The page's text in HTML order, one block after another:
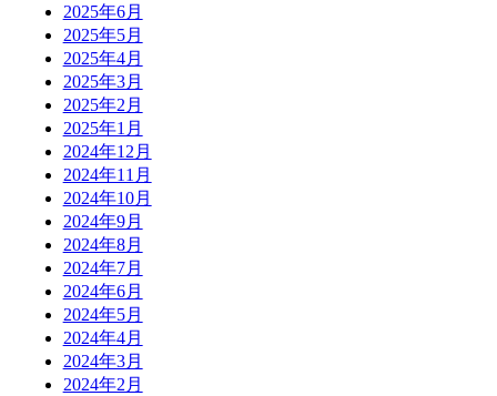
2025年6月
2025年5月
2025年4月
2025年3月
2025年2月
2025年1月
2024年12月
2024年11月
2024年10月
2024年9月
2024年8月
2024年7月
2024年6月
2024年5月
2024年4月
2024年3月
2024年2月